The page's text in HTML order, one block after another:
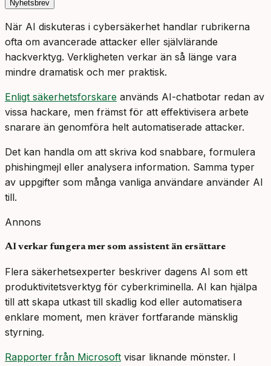
Nyhetsbrev
När AI diskuteras i cybersäkerhet handlar rubrikerna
ofta om avancerade attacker eller självlärande
hackverktyg. Verkligheten verkar än så länge vara
mindre dramatisk och mer praktisk.
Enligt säkerhetsforskare används AI-chatbotar redan av
vissa hackare, men främst för att effektivisera arbete
snarare än genomföra helt automatiserade attacker.
Det kan handla om att skriva kod snabbare, formulera
phishingmejl eller analysera information. Samma typer
av uppgifter som många vanliga användare använder AI
till.
Annons
AI verkar fungera mer som assistent än ersättare
Flera säkerhetsexperter beskriver dagens AI som ett
produktivitetsverktyg för cyberkriminella. AI kan hjälpa
till att skapa utkast till skadlig kod eller automatisera
enklare moment, men kräver fortfarande mänsklig
styrning.
Rapporter från Microsoft visar liknande mönster. I